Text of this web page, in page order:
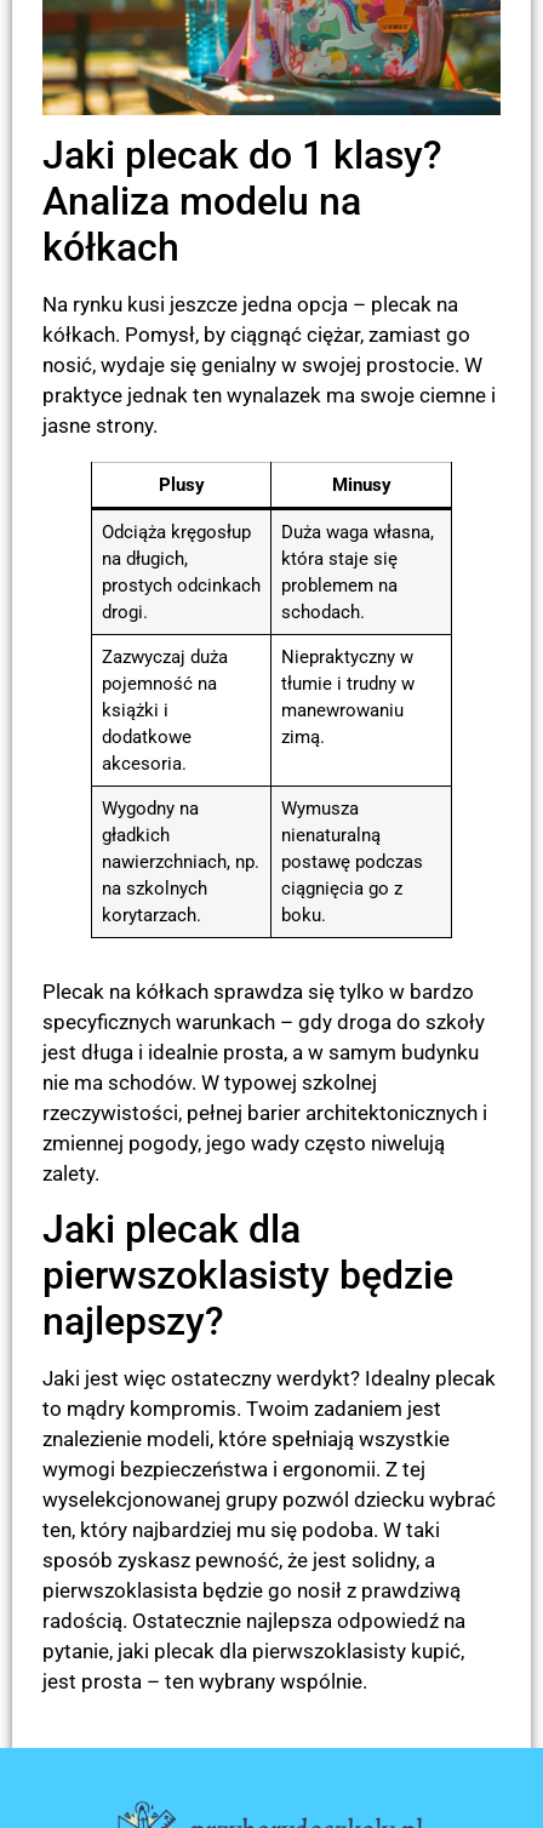
Jaki plecak do 1 klasy?
Analiza modelu na
kółkach
Na rynku kusi jeszcze jedna opcja – plecak na
kółkach. Pomysł, by ciągnąć ciężar, zamiast go
nosić, wydaje się genialny w swojej prostocie. W
praktyce jednak ten wynalazek ma swoje ciemne i
jasne strony.
Plusy Minusy
Odciąża kręgosłup
na długich,
prostych odcinkach
drogi.
Duża waga własna,
która staje się
problemem na
schodach.
Zazwyczaj duża
pojemność na
książki i
dodatkowe
akcesoria.
Niepraktyczny w
tłumie i trudny w
manewrowaniu
zimą.
Wygodny na
gładkich
nawierzchniach, np.
na szkolnych
korytarzach.
Wymusza
nienaturalną
postawę podczas
ciągnięcia go z
boku.
Plecak na kółkach sprawdza się tylko w bardzo
specyficznych warunkach – gdy droga do szkoły
jest długa i idealnie prosta, a w samym budynku
nie ma schodów. W typowej szkolnej
rzeczywistości, pełnej barier architektonicznych i
zmiennej pogody, jego wady często niwelują
zalety.
Jaki plecak dla
pierwszoklasisty będzie
najlepszy?
Jaki jest więc ostateczny werdykt? Idealny plecak
to mądry kompromis. Twoim zadaniem jest
znalezienie modeli, które spełniają wszystkie
wymogi bezpieczeństwa i ergonomii. Z tej
wyselekcjonowanej grupy pozwól dziecku wybrać
ten, który najbardziej mu się podoba. W taki
sposób zyskasz pewność, że jest solidny, a
pierwszoklasista będzie go nosił z prawdziwą
radością. Ostatecznie najlepsza odpowiedź na
pytanie, jaki plecak dla pierwszoklasisty kupić,
jest prosta – ten wybrany wspólnie.